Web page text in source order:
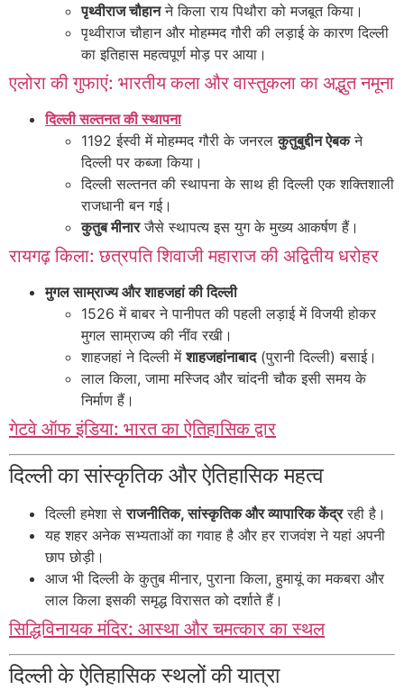
पृथ्वीराज चौहानने किला राय पिथौरा को मजबूत किया।
पृथ्वीराज चौहान और मोहम्मद गौरी की लड़ाई के कारण दिल्ली
का इतिहास महत्वपूर्ण मोड़ पर आया।
एलोरा की गुफाएं: भारतीय कला और वास्तुकला का अद्भुत नमूना
दिल्ली सल्तनत की स्थापना
1192 ईस्वी में मोहम्मद गौरी के जनरलकुतुबुद्दीन ऐबकने
दिल्ली पर कब्जा किया।
दिल्ली सल्तनत की स्थापना के साथ ही दिल्ली एक शक्तिशाली
राजधानी बन गई।
कुतुब मीनारजैसे स्थापत्य इस युग के मुख्य आकर्षण हैं।
रायगढ़ किला: छत्रपति शिवाजी महाराज की अद्वितीय धरोहर
मुगल साम्राज्य और शाहजहां की दिल्ली
1526 में बाबर ने पानीपत की पहली लड़ाई में विजयी होकर
मुगल साम्राज्य की नींव रखी।
शाहजहां ने दिल्ली मेंशाहजहांनाबाद(पुरानी दिल्ली) बसाई।
लाल किला, जामा मस्जिद और चांदनी चौक इसी समय के
निर्माण हैं।
गेटवे ऑफ इंडिया: भारत का ऐतिहासिक द्वार
दिल्ली का सांस्कृतिक और ऐतिहासिक महत्व
दिल्ली हमेशा सेराजनीतिक, सांस्कृतिक और व्यापारिक केंद्ररही है।
यह शहर अनेक सभ्यताओं का गवाह है और हर राजवंश ने यहां अपनी
छाप छोड़ी।
आज भी दिल्ली के कुतुब मीनार, पुराना किला, हुमायूं का मकबरा और
लाल किला इसकी समृद्ध विरासत को दर्शाते हैं।
सिद्धिविनायक मंदिर: आस्था और चमत्कार का स्थल
दिल्ली के ऐतिहासिक स्थलों की यात्रा